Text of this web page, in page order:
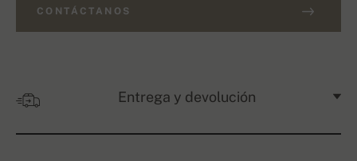
CONTÁCTANOS
Entrega y devolución